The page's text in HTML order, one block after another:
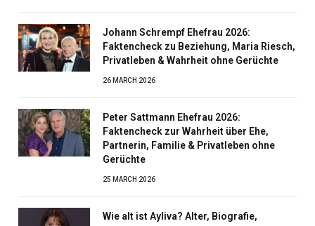
Johann Schrempf Ehefrau 2026:
Faktencheck zu Beziehung, Maria Riesch,
Privatleben & Wahrheit ohne Gerüchte
26 MARCH 2026
Peter Sattmann Ehefrau 2026:
Faktencheck zur Wahrheit über Ehe,
Partnerin, Familie & Privatleben ohne
Gerüchte
25 MARCH 2026
Wie alt ist Ayliva? Alter, Biografie,